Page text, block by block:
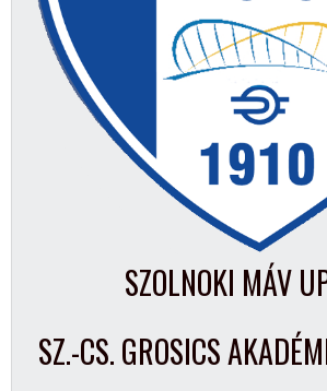
SZOLNOKI MÁV
SZ.-CS. GROSICS